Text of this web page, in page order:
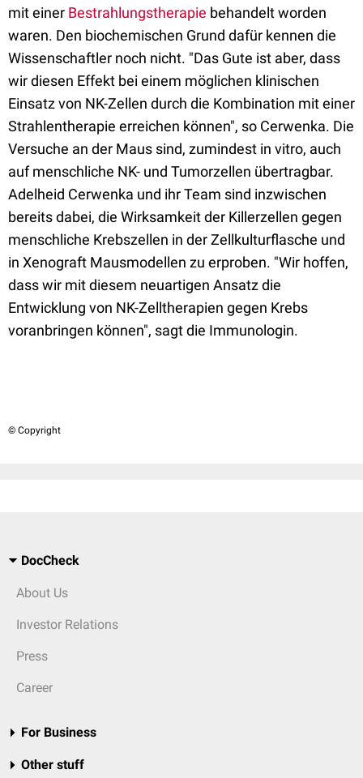
mit einer Bestrahlungstherapie behandelt worden
waren. Den biochemischen Grund dafür kennen die
Wissenschaftler noch nicht. "Das Gute ist aber, dass
wir diesen Effekt bei einem möglichen klinischen
Einsatz von NK-Zellen durch die Kombination mit einer
Strahlentherapie erreichen können", so Cerwenka. Die
Versuche an der Maus sind, zumindest in vitro, auch
auf menschliche NK- und Tumorzellen übertragbar.
Adelheid Cerwenka und ihr Team sind inzwischen
bereits dabei, die Wirksamkeit der Killerzellen gegen
menschliche Krebszellen in der Zellkulturflasche und
in Xenograft Mausmodellen zu erproben. "Wir hoffen,
dass wir mit diesem neuartigen Ansatz die
Entwicklung von NK-Zelltherapien gegen Krebs
voranbringen können", sagt die Immunologin.
© Copyright
DocCheck
About Us
Investor Relations
Press
Career
For Business
Other stuff